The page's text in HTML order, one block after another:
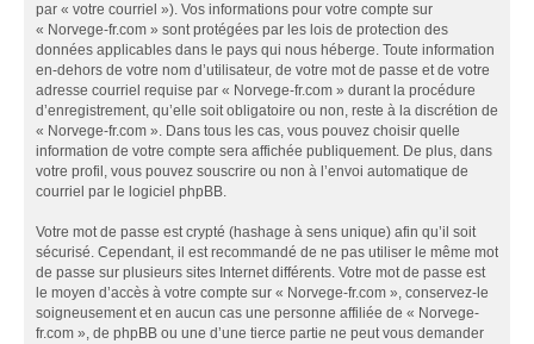
par « votre courriel »). Vos informations pour votre compte sur
« Norvege-fr.com » sont protégées par les lois de protection des
données applicables dans le pays qui nous héberge. Toute information
en-dehors de votre nom d’utilisateur, de votre mot de passe et de votre
adresse courriel requise par « Norvege-fr.com » durant la procédure
d’enregistrement, qu’elle soit obligatoire ou non, reste à la discrétion de
« Norvege-fr.com ». Dans tous les cas, vous pouvez choisir quelle
information de votre compte sera affichée publiquement. De plus, dans
votre profil, vous pouvez souscrire ou non à l’envoi automatique de
courriel par le logiciel phpBB.
Votre mot de passe est crypté (hashage à sens unique) afin qu’il soit
sécurisé. Cependant, il est recommandé de ne pas utiliser le même mot
de passe sur plusieurs sites Internet différents. Votre mot de passe est
le moyen d’accès à votre compte sur « Norvege-fr.com », conservez-le
soigneusement et en aucun cas une personne affiliée de « Norvege-
fr.com », de phpBB ou une d’une tierce partie ne peut vous demander